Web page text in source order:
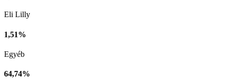
Eli Lilly
1,51%
Egyéb
64,74%